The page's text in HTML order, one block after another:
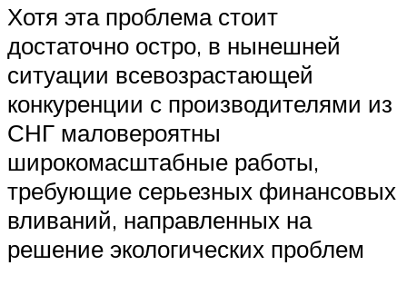
Хотя эта проблема стоит
достаточно остро, в нынешней
ситуации всевозрастающей
конкуренции с производителями из
СНГ маловероятны
широкомасштабные работы,
требующие серьезных финансовых
вливаний, направленных на
решение экологических проблем